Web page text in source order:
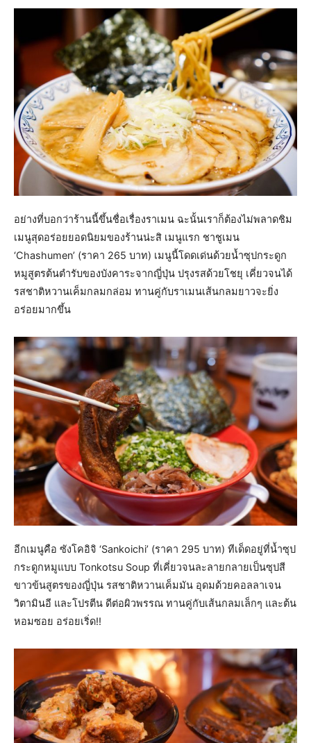
อย่างที่บอกว่าร้านนี้ขึ้นชื่อเรื่องราเมน ฉะนั้นเราก็ต้องไม่พลาดชิม
เมนูสุดอร่อยยอดนิยมของร้านน่ะสิ เมนูแรก ชาชูเมน
‘Chashumen’ (ราคา 265 บาท) เมนูนี้โดดเด่นด้วยน้ำซุปกระดูก
หมูสูตรต้นตำรับของบังคาระจากญี่ปุ่น ปรุงรสด้วยโชยุ เคี่ยวจนได้
รสชาติหวานเค็มกลมกล่อม ทานคู่กับราเมนเส้นกลมยาวจะยิ่ง
อร่อยมากขึ้น
อีกเมนูคือ ซังโคอิจิ ‘Sankoichi’ (ราคา 295 บาท) ทีเด็ดอยู่ที่น้ำซุป
กระดูกหมูแบบ Tonkotsu Soup ที่เคี่ยวจนละลายกลายเป็นซุปสี
ขาวข้นสูตรของญี่ปุ่น รสชาติหวานเค็มมัน อุดมด้วยคอลลาเจน
วิตามินอี และโปรตีน ดีต่อผิวพรรณ ทานคู่กับเส้นกลมเล็กๆ และต้น
หอมซอย อร่อยเริ่ด!!